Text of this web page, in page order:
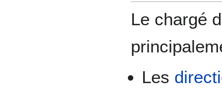
Le chargé
Les